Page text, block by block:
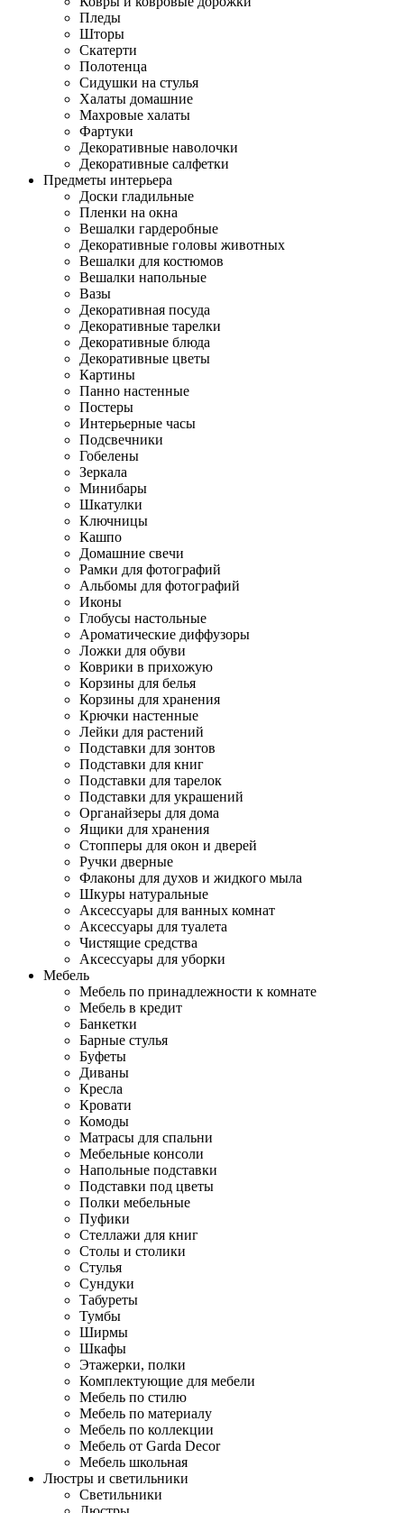
Пледы
Шторы
Скатерти
Полотенца
Сидушки на стулья
Халаты домашние
Махровые халаты
Фартуки
Декоративные наволочки
Декоративные салфетки
Предметы интерьера
Доски гладильные
Пленки на окна
Вешалки гардеробные
Декоративные головы животных
Вешалки для костюмов
Вешалки напольные
Вазы
Декоративная посуда
Декоративные тарелки
Декоративные блюда
Декоративные цветы
Картины
Панно настенные
Постеры
Интерьерные часы
Подсвечники
Гобелены
Зеркала
Минибары
Шкатулки
Ключницы
Кашпо
Домашние свечи
Рамки для фотографий
Альбомы для фотографий
Иконы
Глобусы настольные
Ароматические диффузоры
Ложки для обуви
Коврики в прихожую
Корзины для белья
Корзины для хранения
Крючки настенные
Лейки для растений
Подставки для зонтов
Подставки для книг
Подставки для тарелок
Подставки для украшений
Органайзеры для дома
Ящики для хранения
Стопперы для окон и дверей
Ручки дверные
Флаконы для духов и жидкого мыла
Шкуры натуральные
Аксессуары для ванных комнат
Аксессуары для туалета
Чистящие средства
Аксессуары для уборки
Мебель
Мебель по принадлежности к комнате
Мебель в кредит
Банкетки
Барные стулья
Буфеты
Диваны
Кресла
Кровати
Комоды
Матрасы для спальни
Мебельные консоли
Напольные подставки
Подставки под цветы
Полки мебельные
Пуфики
Стеллажи для книг
Столы и столики
Стулья
Сундуки
Табуреты
Тумбы
Ширмы
Шкафы
Этажерки, полки
Комплектующие для мебели
Мебель по стилю
Мебель по материалу
Мебель по коллекции
Мебель от Garda Decor
Мебель школьная
Люстры и светильники
Светильники